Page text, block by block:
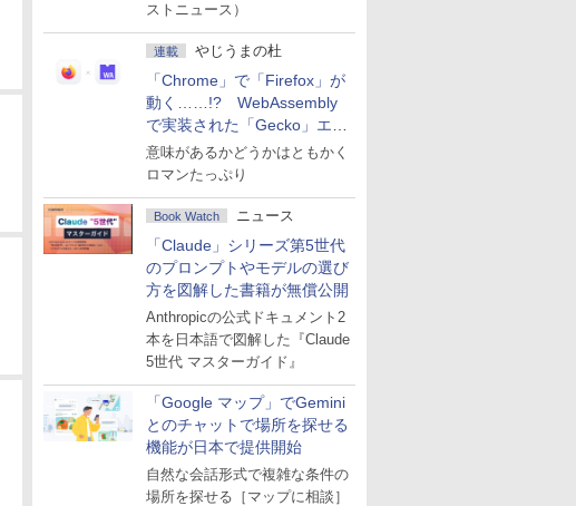
ストニュース）
連載 やじうまの杜
「Chrome」で「Firefox」が
動く……!? WebAssembly
で実装された「Gecko」エン
ジン
意味があるかどうかはともかく
ロマンたっぷり
Book Watch ニュース
「Claude」シリーズ第5世代
のプロンプトやモデルの選び
方を図解した書籍が無償公開
Anthropicの公式ドキュメント2
本を日本語で図解した『Claude
5世代 マスターガイド』
「Google マップ」でGemini
とのチャットで場所を探せる
機能が日本で提供開始
自然な会話形式で複雑な条件の
場所を探せる［マップに相談］